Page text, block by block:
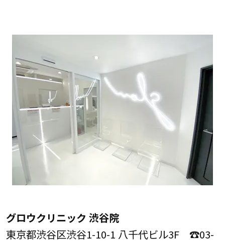
グロウクリニック 渋谷院
東京都渋谷区渋谷1-10-1 八千代ビル3F ☎03-